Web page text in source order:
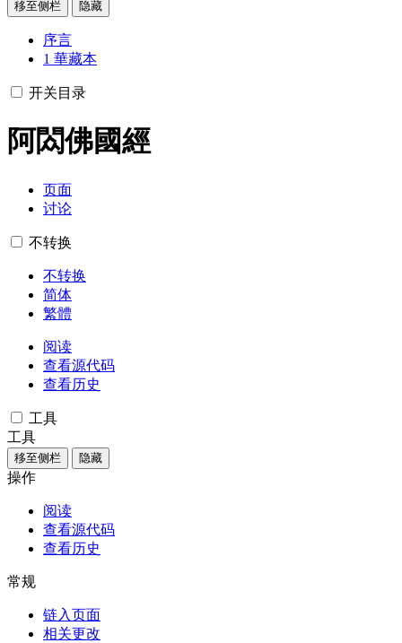
移至侧栏 隐藏
序言
1 華藏本
开关目录
阿閦佛國經
页面
讨论
不转换
不转换
简体
繁體
阅读
查看源代码
查看历史
工具
工具
移至侧栏 隐藏
操作
阅读
查看源代码
查看历史
常规
链入页面
相关更改